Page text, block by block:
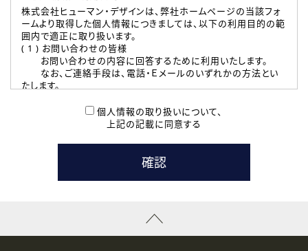
株式会社ヒューマン・デザインは、弊社ホームページの当該フォ
ームより取得した個人情報につきましては、以下の利用目的の範
囲内で適正に取り扱います。
( 1 ) お問い合わせの皆様
お問い合わせの内容に回答するために利用いたします。
なお、ご連絡手段は、電話・Ｅメールのいずれかの方法とい
たします。
本登録に関するご連絡および本登録時の参考情報として利
たします。
( 3 ) スタッフ派遣を検討されている企業の皆様
お問い合わせの内容に回答するために利用いたします。
なお、ご連絡手段は、電話・Ｅメールのいずれかの方法とい
資料送付、受講相談に関するご連絡のために利用いたしま
個人情報の取り扱いについて、
上記の記載に同意する